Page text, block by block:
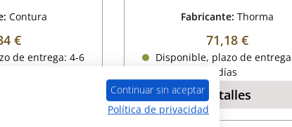
Contura
normal:
€
de entrega: 4-6
Fabricante: Thorma
Precio normal:
71,18 €
Disponible, plazo de
días
Detalles
Continuar sin aceptar
Política de privacidad